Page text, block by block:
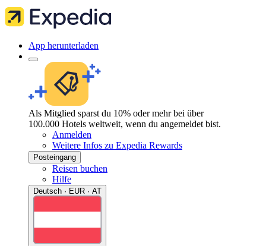
App herunterladen
Als Mitglied sparst du 10% oder mehr bei über
100.000 Hotels weltweit, wenn du angemeldet bist.
Anmelden
Weitere Infos zu Expedia Rewards
Posteingang
Reisen buchen
Hilfe
Deutsch · EUR · AT